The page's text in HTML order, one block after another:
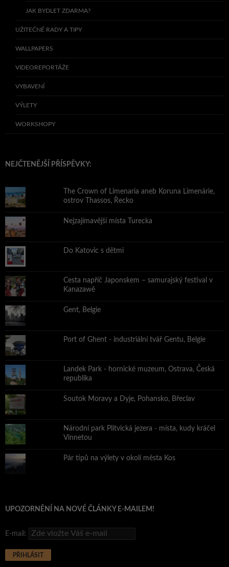
JAK BYDLET ZDARMA?
UŽITEČNÉ RADY A TIPY
WALLPAPERS
VIDEOREPORTÁŽE
VYBAVENÍ
VÝLETY
WORKSHOPY
NEJČTENĚJŠÍ PŘÍSPĚVKY:
The Crown of Limenaria aneb Koruna Limenárie,
ostrov Thassos, Řecko
Nejzajímavější místa Turecka
Do Katovic s dětmi
Cesta napříč Japonskem – samurajský festival v
Kanazawě
Gent, Belgie
Port of Ghent - industriální tvář Gentu, Belgie
Landek Park - hornické muzeum, Ostrava, Česká
republika
Soutok Moravy a Dyje, Pohansko, Břeclav
Národní park Plitvická jezera - místa, kudy kráčel
Vinnetou
Pár tipů na výlety v okolí města Kos
UPOZORNĚNÍ NA NOVÉ ČLÁNKY E-MAILEM!
E-mail: